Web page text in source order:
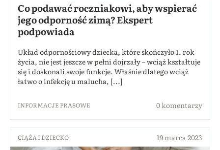
Co podawać roczniakowi, aby wspierać
jego odporność zimą? Ekspert
podpowiada
Układ odpornościowy dziecka, które skończyło 1. rok
życia, nie jest jeszcze w pełni dojrzały – wciąż kształtuje
się i doskonali swoje funkcje. Właśnie dlatego wciąż
łatwo o infekcję u malucha, [...]
INFORMACJE PRASOWE 0 komentarzy
CIĄŻA I DZIECKO 19 marca 2023